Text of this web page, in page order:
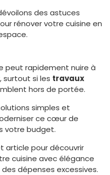
des astuces
rénover votre cuisine en
peut rapidement nuire à
surtout si les travaux
hors de portée.
simples et
ce cœur de
votre budget.
article pour découvrir
cuisine avec élégance
dépenses excessives.